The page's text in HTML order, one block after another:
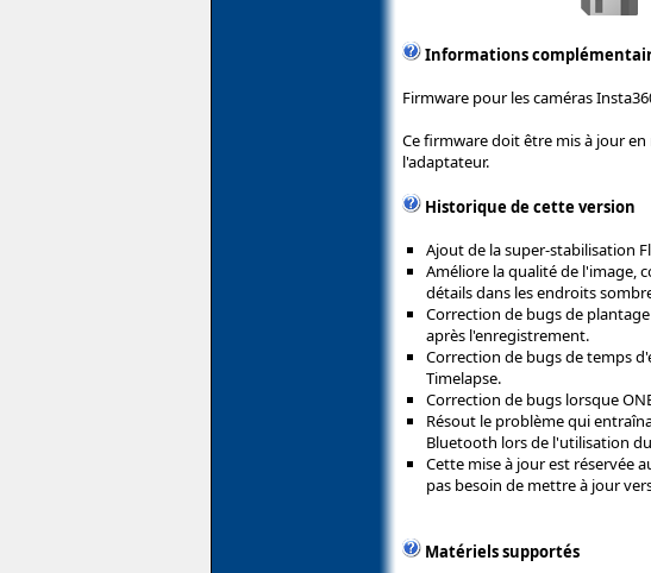
Informations
Firmware pour les caméras
Ce firmware doit être mis à jour
l'adaptateur.
Historique de cette version
Ajout de la super-stabilisation
Améliore la qualité de l'image,
détails dans les endroits
Correction de bugs de
après l'enregistrement.
Correction de bugs de temps
Timelapse.
Correction de bugs lorsque
Résout le problème qui
Bluetooth lors de l'utilisation
Cette mise à jour est réservée
pas besoin de mettre à jour
Matériels supportés